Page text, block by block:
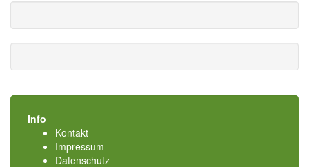
Info
Kontakt
Impressum
Datenschutz